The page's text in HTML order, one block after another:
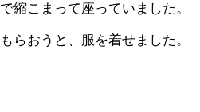
縮こまって座っていました。
らおうと、服を着せました。